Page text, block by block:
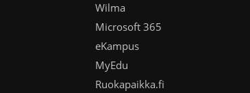
Wilma
Microsoft 365
eKampus
MyEdu
Ruokapaikka.fi